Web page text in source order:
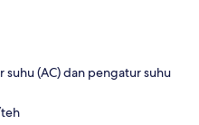
(AC) dan pengatur suhu